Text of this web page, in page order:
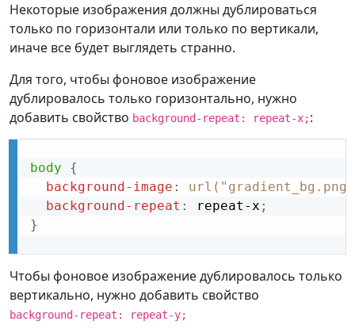
Некоторые изображения должны дублироваться
только по горизонтали или только по вертикали,
иначе все будет выглядеть странно.
Для того, чтобы фоновое изображение
дублировалось только горизонтально, нужно
добавить свойство background-repeat: repeat-x;:
body
{
background-image :
background-repeat : repeat-x ;
}
Чтобы фоновое изображение дублировалось только
вертикально, нужно добавить свойство
background-repeat: repeat-y;